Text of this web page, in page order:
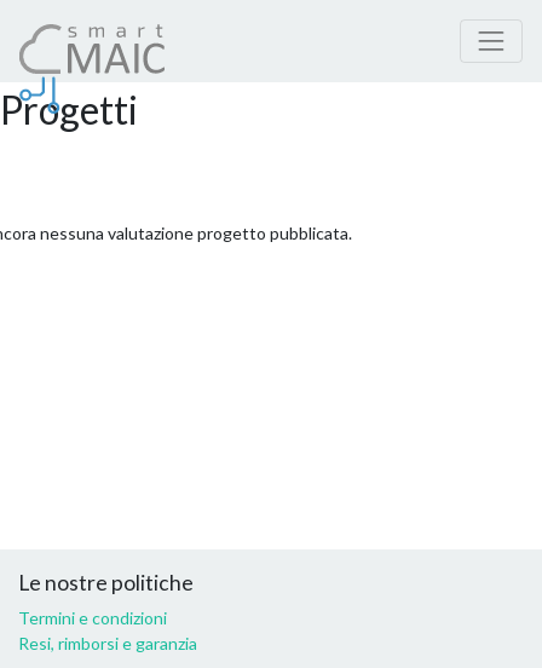
Progetti
nessuna valutazione progetto pubblicata.
Le nostre politiche
Termini e condizioni
Resi, rimborsi e garanzia